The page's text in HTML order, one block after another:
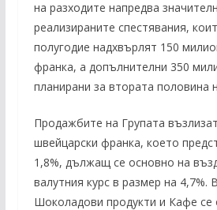
на разходите напредва
реализираните спестявания,
полугодие надхвърлят 150
франка, а допълнителни 350
планирани за втората половина
Продажбите на Групата
швейцарски франка, което
1,8%, дължащ се основно на
валутния курс в размер на 4,7%.
Шоколадови продукти и Кафе се